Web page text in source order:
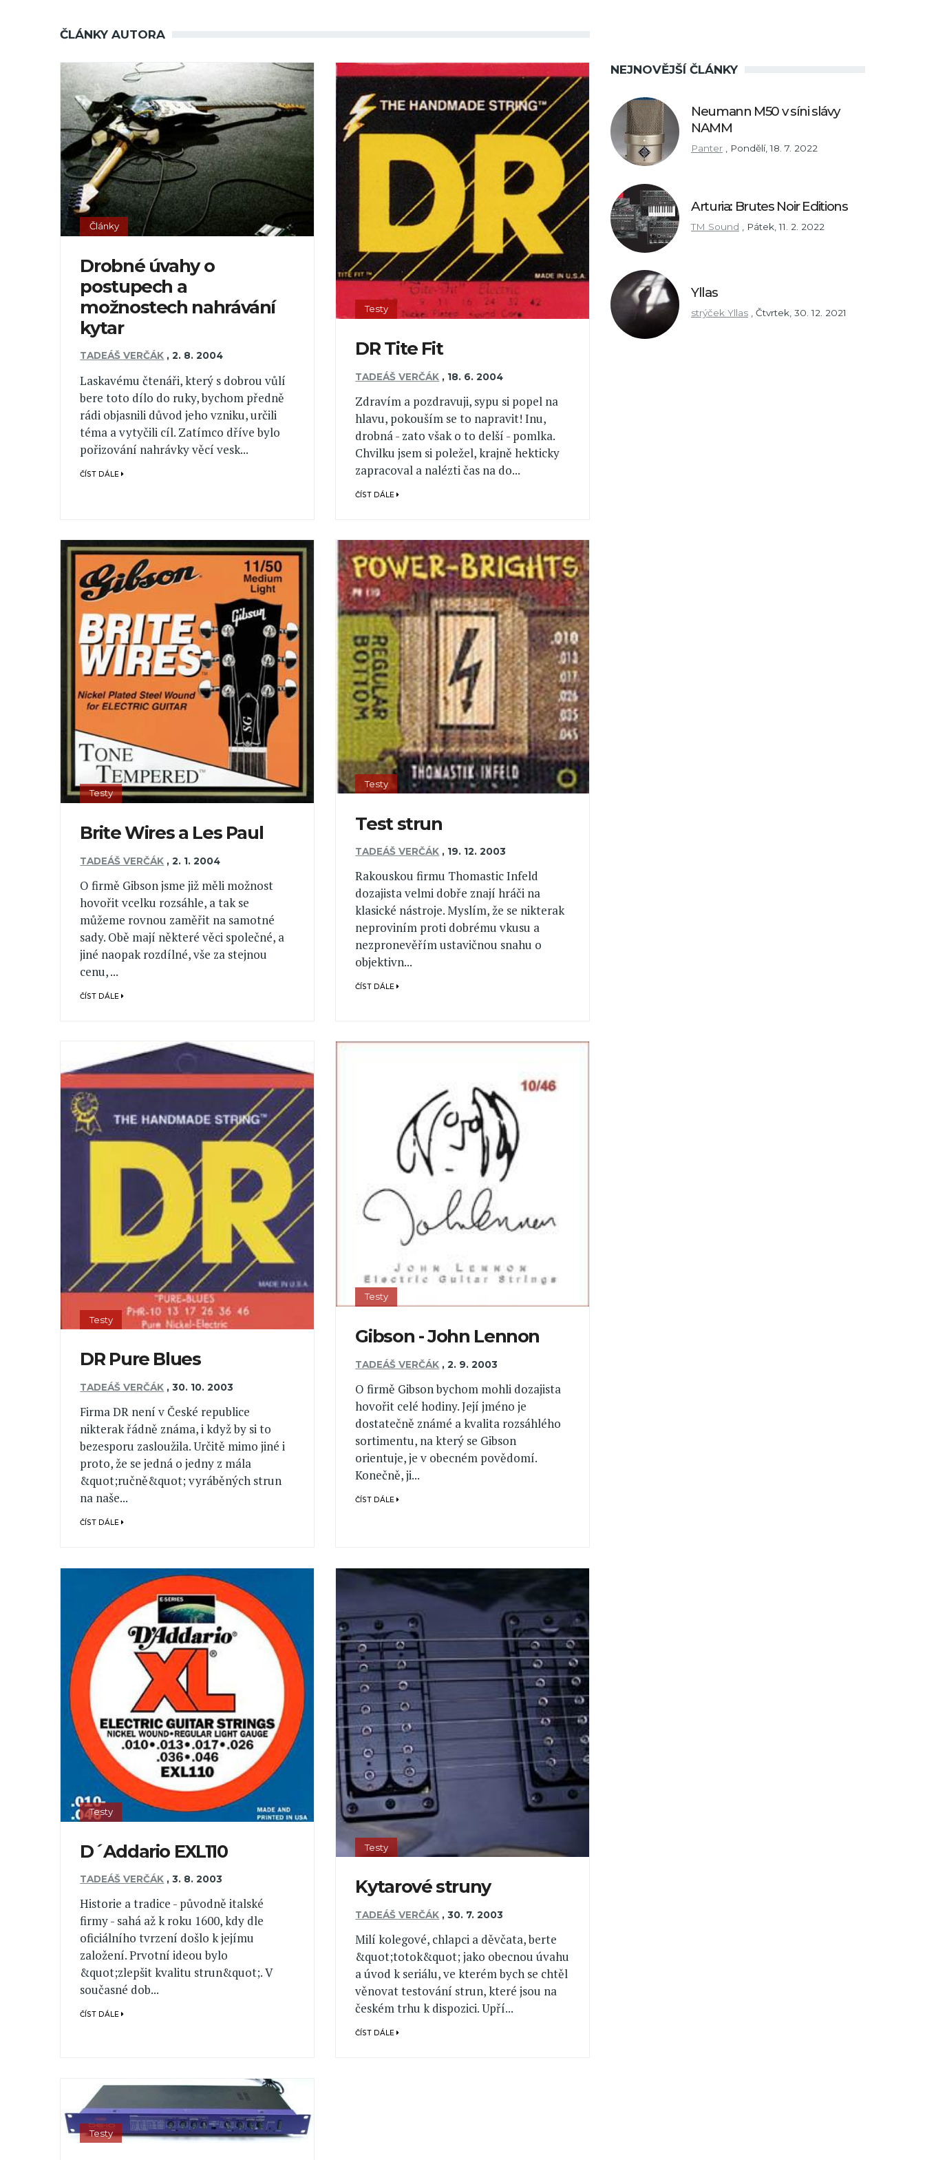
ČLÁNKY AUTORA
Články
Drobné úvahy o
postupech a
možnostech nahrávání
kytar
TADEÁŠ VERČÁK ,2. 8. 2004
Laskavému čtenáři, který s dobrou vůlí
bere toto dílo do ruky, bychom předně
rádi objasnili důvod jeho vzniku, určili
téma a vytyčili cíl. Zatímco dříve bylo
pořizování nahrávky věcí vesk...
ČÍST DÁLE
Testy
DR Tite Fit
TADEÁŠ VERČÁK , 18. 6. 2004
Zdravím a pozdravuji, sypu si popel na
hlavu, pokouším se to napravit! Inu,
drobná - zato však o to delší - pomlka.
Chvilku jsem si poležel, krajně hekticky
zapracoval a nalézti čas na do...
ČÍST DÁLE
Testy
Brite Wires a Les Paul
TADEÁŠ VERČÁK ,2. 1. 2004
O firmě Gibson jsme již měli možnost
hovořit vcelku rozsáhle, a tak se
můžeme rovnou zaměřit na samotné
sady. Obě mají některé věci společné, a
jiné naopak rozdílné, vše za stejnou
cenu, ...
ČÍST DÁLE
Testy
Test strun
TADEÁŠ VERČÁK , 19. 12. 2003
Rakouskou firmu Thomastic Infeld
dozajista velmi dobře znají hráči na
klasické nástroje. Myslím, že se nikterak
neproviním proti dobrému vkusu a
nezpronevěřím ustavičnou snahu o
objektivn...
ČÍST DÁLE
Testy
DR Pure Blues
TADEÁŠ VERČÁK ,30. 10. 2003
Firma DR není v České republice
nikterak řádně známa, i když by si to
bezesporu zasloužila. Určitě mimo jiné i
proto, že se jedná o jedny z mála
&quot;ručně&quot; vyráběných strun
na naše...
ČÍST DÁLE
Testy
Gibson - John Lennon
TADEÁŠ VERČÁK ,2. 9. 2003
O firmě Gibson bychom mohli dozajista
hovořit celé hodiny. Její jméno je
dostatečně známé a kvalita rozsáhlého
sortimentu, na který se Gibson
orientuje, je v obecném povědomí.
Konečně, ji...
ČÍST DÁLE
Testy
D´Addario EXL110
TADEÁŠ VERČÁK ,3. 8. 2003
Historie a tradice - původně italské
firmy - sahá až k roku 1600, kdy dle
oficiálního tvrzení došlo k jejímu
založení. Prvotní ideou bylo
&quot;zlepšit kvalitu strun&quot;. V
současné dob...
ČÍST DÁLE
Testy
Kytarové struny
TADEÁŠ VERČÁK ,30. 7. 2003
Milí kolegové, chlapci a děvčata, berte
&quot;totok&quot; jako obecnou úvahu
a úvod k seriálu, ve kterém bych se chtěl
věnovat testování strun, které jsou na
českém trhu k dispozici. Upří...
ČÍST DÁLE
Testy
NEJNOVĚJŠÍ ČLÁNKY
Neumann M50 v síni slávy
NAMM
Panter , Pondělí, 18. 7. 2022
Arturia: Brutes Noir Editions
TM Sound Pátek, 11. 2. 2022
Yllas
strýček Yllas , Čtvrtek, 30. 12. 2021